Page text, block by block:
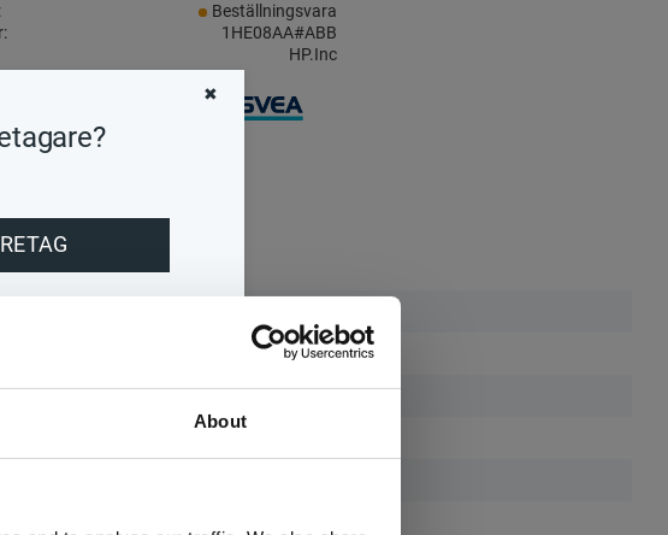
About
Beställningsvara
1HE08AA#ABB
HP.Inc
✖